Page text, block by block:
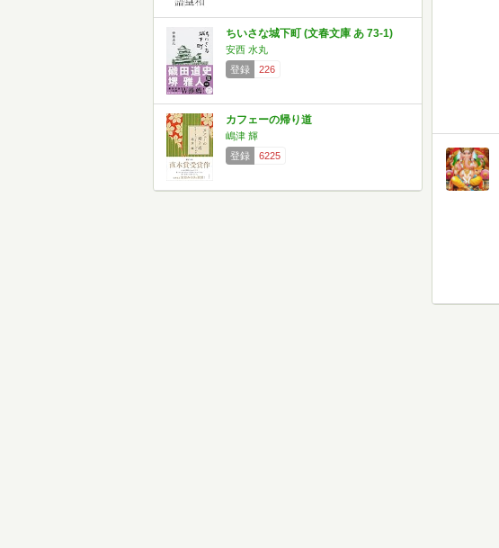
ちいさな城下町 (文春文庫 あ 73-1)
安西 水丸
登録
226
カフェーの帰り道
嶋津 輝
登録
6225